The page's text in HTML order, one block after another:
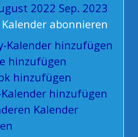
2022 Sep. 2023
abonnieren
Kalender hinzufügen
hinzufügen
hinzufügen
hinzufügen
Kalender